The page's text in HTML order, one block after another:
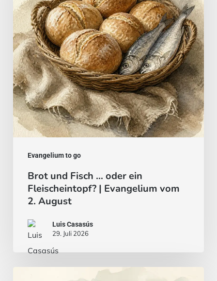
Evangelium to go
oder
ein
Fleischeintopf?
|
Evangelium
vom
2.
August
Brot und Fisch … oder ein
Fleischeintopf? | Evangelium vom
2. August
Luis Casasús
29. Juli 2026